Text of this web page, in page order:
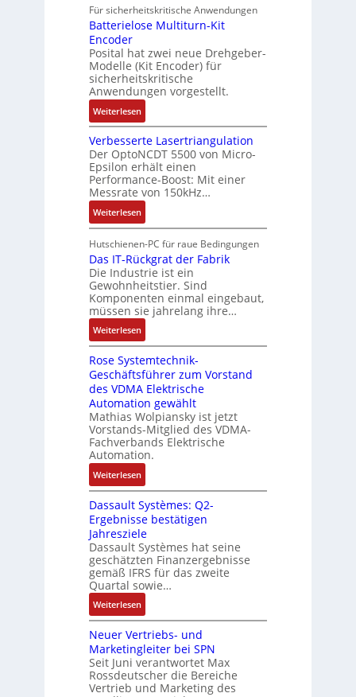
g
s
i
c
h
e
r
e
E
n
t
w
i
c
k
l
u
n
g
o
t
i
k
M
i
l
l
i
o
n
e
n
A
r
b
e
i
t
s
k
r
ä
f
t
e
t
o
m
a
t
i
x
p
a
n
d
i
e
r
t
f
t
r
a
g
s
e
i
n
g
a
n
g
i
m
s
c
h
i
n
e
n
-
u
n
d
A
n
l
a
g
e
n
b
a
u
:
P
o
s
i
t
i
v
Für sicherheitskritische Anwendungen
Batterielose Multiturn-Kit
Encoder
Posital hat zwei neue Drehgeber-
Modelle (Kit Encoder) für
sicherheitskritische
Anwendungen vorgestellt.
Weiterlesen:
B
a
t
t
e
r
i
e
l
o
s
e
M
u
l
i
t
u
r
n
-
K
i
t
E
n
c
o
d
e
r
Verbesserte Lasertriangulation
Der OptoNCDT 5500 von Micro-
Epsilon erhält einen
Performance-Boost: Mit einer
Messrate von 150kHz…
Weiterlesen:
V
e
r
b
e
s
s
e
r
t
e
L
a
s
e
r
r
i
a
n
g
u
l
a
t
i
o
n
Hutschienen-PC für raue Bedingungen
Das IT-Rückgrat der Fabrik
Die Industrie ist ein
Gewohnheitstier. Sind
Komponenten einmal eingebaut,
müssen sie jahrelang ihre…
Weiterlesen:
D
a
s
I
T
-
R
ü
c
k
g
r
a
t
d
e
r
F
a
b
r
i
k
Rose Systemtechnik-
Geschäftsführer zum Vorstand
des VDMA Elektrische
Automation gewählt
Mathias Wolpiansky ist jetzt
Vorstands-Mitglied des VDMA-
Fachverbands Elektrische
Automation.
Weiterlesen:
R
o
s
e
S
y
s
t
e
m
t
e
c
h
Dassault Systèmes: Q2-
Ergebnisse bestätigen
Jahresziele
Dassault Systèmes hat seine
geschätzten Finanzergebnisse
gemäß IFRS für das zweite
Quartal sowie…
Weiterlesen:
D
a
s
s
a
u
Neuer Vertriebs- und
Marketingleiter bei SPN
Seit Juni verantwortet Max
Rossdeutscher die Bereiche
Vertrieb und Marketing des